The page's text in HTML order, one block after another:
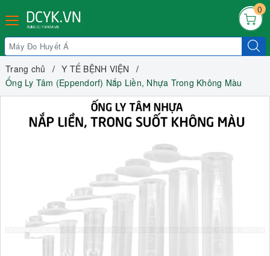
0
Trang chủ
Y TẾ BỆNH VIỆN
Ống Ly Tâm (Eppendorf) Nắp Liền, Nhựa Trong Không Màu